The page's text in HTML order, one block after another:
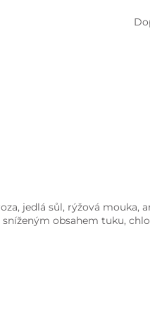
jedlá sůl, rýžová mouka,
obsahem tuku,